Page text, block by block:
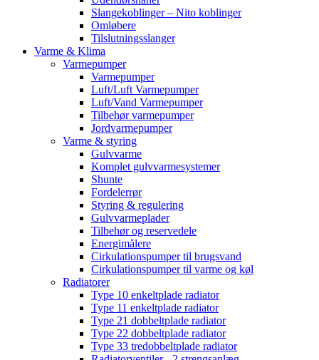
Slangekoblinger – Nito koblinger
Omløbere
Tilslutningsslanger
Varme & Klima
Varmepumper
Varmepumper
Luft/Luft Varmepumper
Luft/Vand Varmepumper
Tilbehør varmepumper
Jordvarmepumper
Varme & styring
Gulvvarme
Komplet gulvvarmesystemer
Shunte
Fordelerrør
Styring & regulering
Gulvvarmeplader
Tilbehør og reservedele
Energimålere
Cirkulationspumper til brugsvand
Cirkulationspumper til varme og køl
Radiatorer
Type 10 enkeltplade radiator
Type 11 enkeltplade radiator
Type 21 dobbeltplade radiator
Type 22 dobbeltplade radiator
Type 33 tredobbeltplade radiator